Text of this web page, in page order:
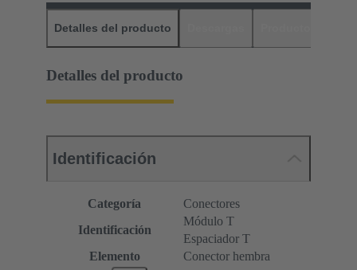
Detalles del producto
Detalles del producto
Identificación
Categoría
Conectores
Identificación
Módulo T
Espaciador T
Elemento
Conector hembra